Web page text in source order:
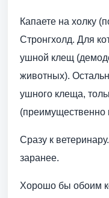
Капаете на холку
Стронгхолд. Для
ушной клещ
животных).
ушного клеща,
(преимущественно
Сразу к
заранее.
Хорошо бы обоим